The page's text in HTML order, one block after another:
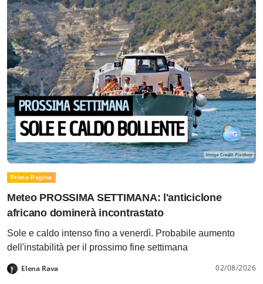
Prima Pagina
Meteo PROSSIMA SETTIMANA: l'anticiclone
africano dominerà incontrastato
Sole e caldo intenso fino a venerdì. Probabile aumento
dell'instabilità per il prossimo fine settimana
Elena Rava 02/08/2026